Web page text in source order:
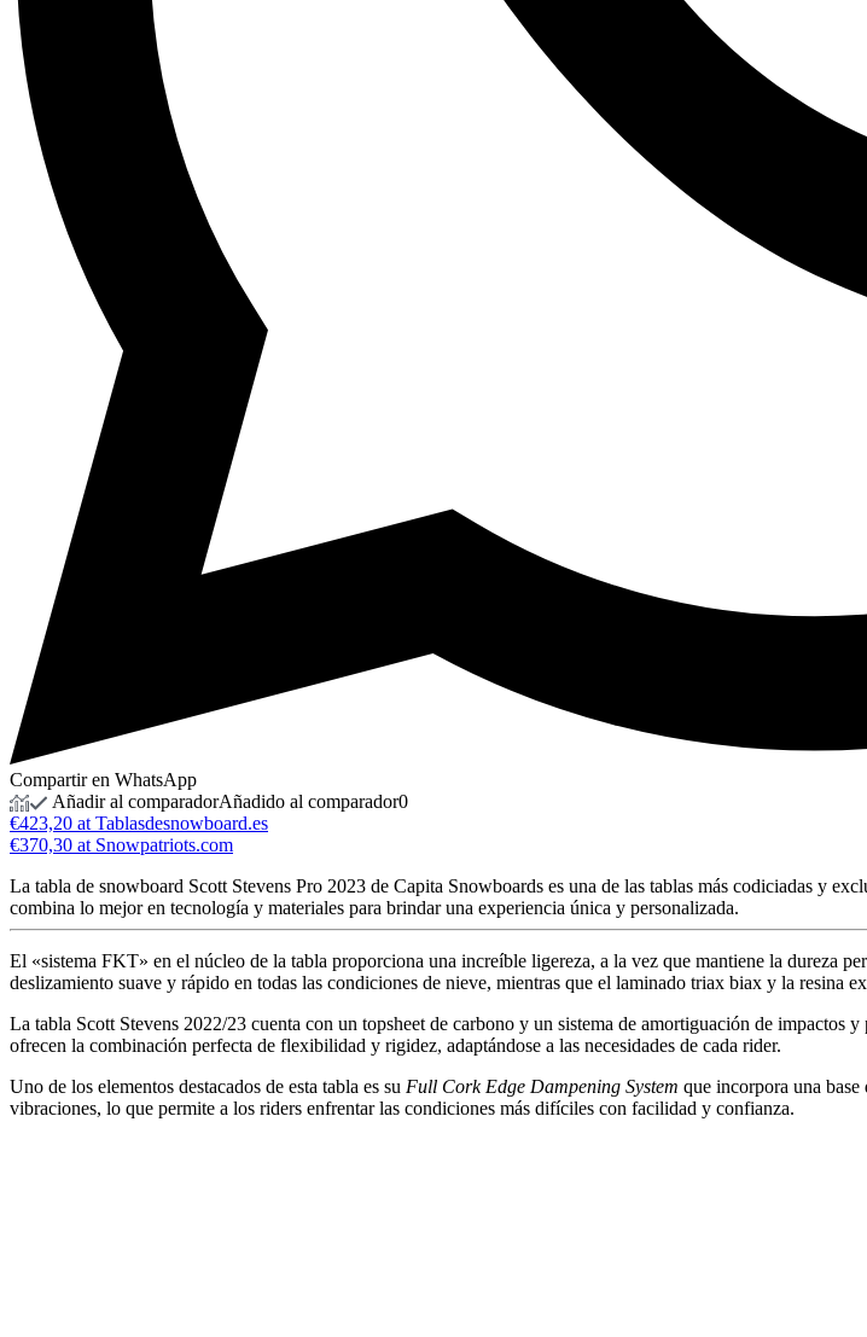
Compartir en WhatsApp
Añadir al comparadorAñadido al comparador0
€423,20 at Tablasdesnowboard.es
€370,30 at Snowpatriots.com
La tabla de snowboard Scott Stevens Pro 2023 de Capita Snowboards es una de las tablas más codiciadas y
combina lo mejor en tecnología y materiales para brindar una experiencia única y personalizada.
El «sistema FKT» en el núcleo de la tabla proporciona una increíble ligereza, a la vez que mantiene la dureza
deslizamiento suave y rápido en todas las condiciones de nieve, mientras que el laminado triax biax y la resina
La tabla Scott Stevens 2022/23 cuenta con un topsheet de carbono y un sistema de amortiguación de
ofrecen la combinación perfecta de flexibilidad y rigidez, adaptándose a las necesidades de cada rider.
Uno de los elementos destacados de esta tabla es su Full Cork Edge Dampening System que incorpora una
vibraciones, lo que permite a los riders enfrentar las condiciones más difíciles con facilidad y confianza.